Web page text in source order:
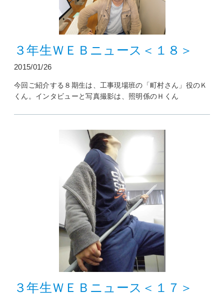
３年生ＷＥＢニュース＜１８＞
2015/01/26
今回ご紹介する８期生は、工事現場班の「町村さん」役のＫ
くん。インタビューと写真撮影は、照明係のＨくん
３年生ＷＥＢニュース＜１７＞